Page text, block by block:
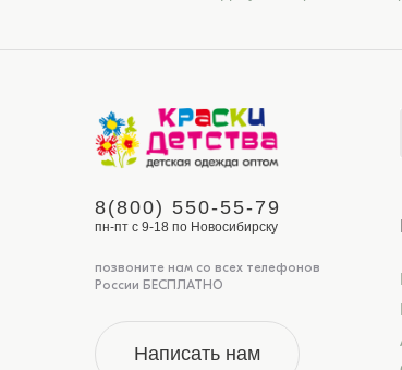
8(800) 550-55-79
пн-пт с 9-18 по Новосибирску
позвоните нам со всех телефонов
России БЕСПЛАТНО
Написать нам